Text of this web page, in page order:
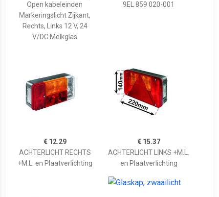
Open kabeleinden
Markeringslicht Zijkant,
Rechts, Links 12 V, 24
V/DC Melkglas
9EL 859 020-001
€ 12.29
ACHTERLICHT RECHTS
+M.L. en Plaatverlichting
€ 15.37
ACHTERLICHT LINKS +M.L.
en Plaatverlichting